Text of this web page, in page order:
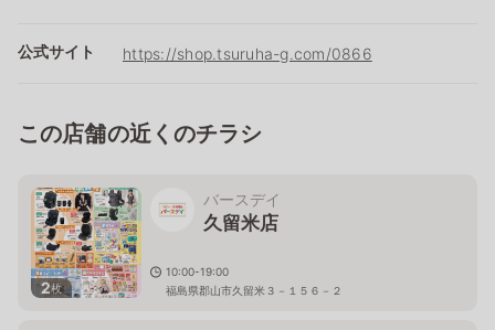
公式サイト https://shop.tsuruha-g.com/0866
この店舗の近くのチラシ
2枚
バースデイ
久留米店
10:00-19:00
福島県郡山市久留米３－１５６－２